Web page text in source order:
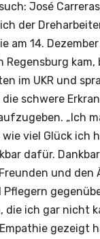
José
der
am 14.
kam,
im UKR und
schwere
„Ich
viel Glück ich
dafür.
und den
die ich gar nicht
gezeigt